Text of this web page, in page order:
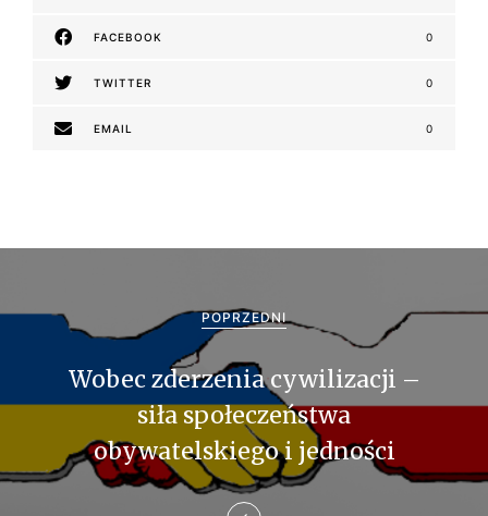
FACEBOOK 0
TWITTER 0
EMAIL 0
a
i
a
POPRZEDNI
Wobec zderzenia cywilizacji –
siła społeczeństwa
obywatelskiego i jedności